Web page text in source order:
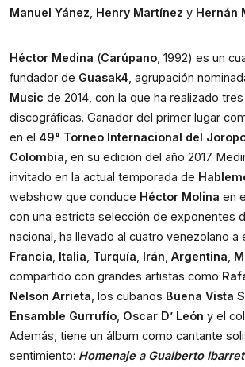
Manuel Yánez Henry Martínez y Hernán
Héctor Medina (Carúpano , 1992) es un
fundador de Guasak4 , agrupación
Music de 2014, con la que ha realizado
discográficas. Ganador del primer lugar
en el 49° Torneo Internacional del
Colombia , en su edición del año 2017.
invitado en la actual temporada de
webshow que conduce Héctor Molina en
con una estricta selección de exponentes
Francia Italia Turquía Irán Argentina
compartido con grandes artistas como
Nelson Arrieta , los cubanos Buena Vista
Ensamble Gurrufío Oscar D’ León y el
Además, tiene un álbum como cantante
sentimiento: Homenaje a Gualberto